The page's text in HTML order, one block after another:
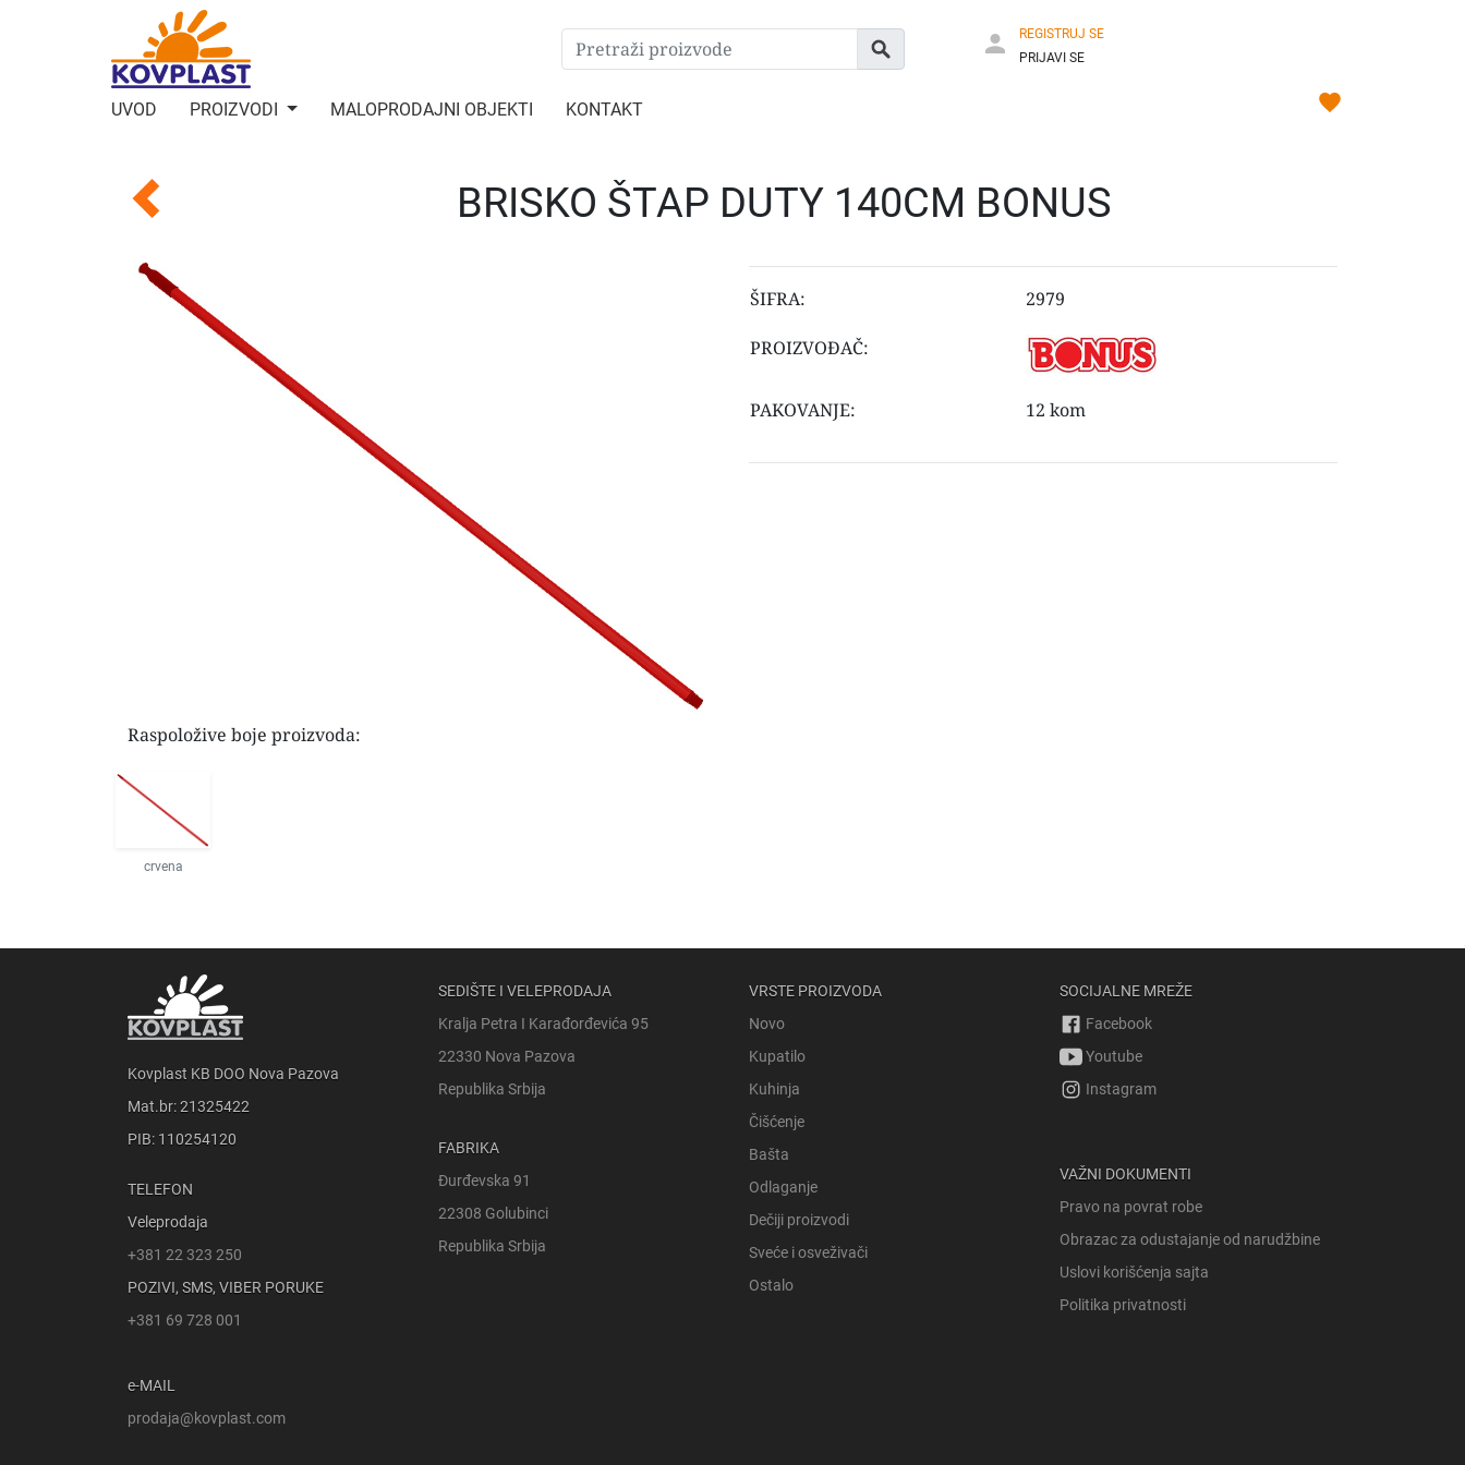
UVOD PROIZVODI MALOPRODAJNI OBJEKTI KONTAKT
REGISTRUJ SE
PRIJAVI SE
BRISKO ŠTAP DUTY 140CM BONUS
Raspoložive boje proizvoda:
crvena
ŠIFRA: 2979
PROIZVOĐAČ:
PAKOVANJE: 12 kom
Kovplast KB DOO Nova Pazova
Mat.br: 21325422
PIB: 110254120
TELEFON
Veleprodaja
+381 22 323 250
POZIVI, SMS, VIBER PORUKE
+381 69 728 001
e-MAIL
prodaja@kovplast.com
SEDIŠTE I VELEPRODAJA
Kralja Petra I Karađorđevića 95
22330 Nova Pazova
Republika Srbija
FABRIKA
Đurđevska 91
22308 Golubinci
Republika Srbija
VRSTE PROIZVODA
Novo
Kupatilo
Kuhinja
Čišćenje
Bašta
Odlaganje
Dečiji proizvodi
Sveće i osveživači
Ostalo
SOCIJALNE MREŽE
Facebook
Youtube
Instagram
VAŽNI DOKUMENTI
Pravo na povrat robe
Obrazac za odustajanje od narudžbine
Uslovi korišćenja sajta
Politika privatnosti